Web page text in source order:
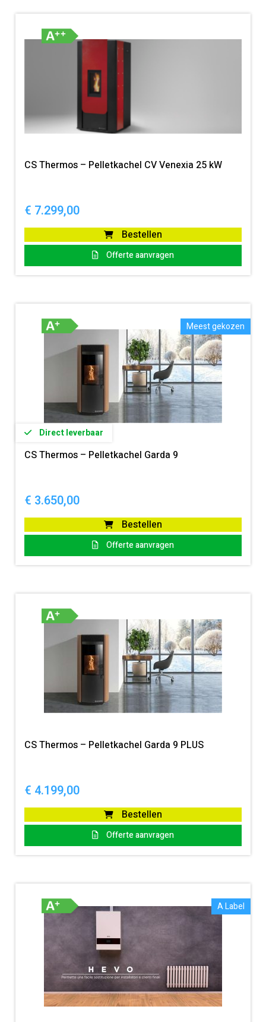
CS Thermos – Pelletkachel CV Venexia 25 kW
€ 7.299,00
Bestellen
Offerte aanvragen
Meest gekozen
Direct leverbaar
CS Thermos – Pelletkachel Garda 9
€ 3.650,00
Bestellen
Offerte aanvragen
CS Thermos – Pelletkachel Garda 9 PLUS
€ 4.199,00
Bestellen
Offerte aanvragen
A Label